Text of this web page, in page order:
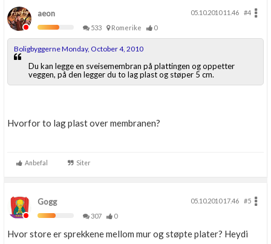
aeon 05.10.2010 11.46
#4
533
Romerike 0
Boligbyggerne Monday, October 4, 2010
Du kan legge en sveisemembran på plattingen og oppetter
veggen, på den legger du to lag plast og støper 5 cm.
Hvorfor to lag plast over membranen?
Anbefal Siter
Gogg 05.10.2010 17.46
#5
307
0
Hvor store er sprekkene mellom mur og støpte plater? Heydi